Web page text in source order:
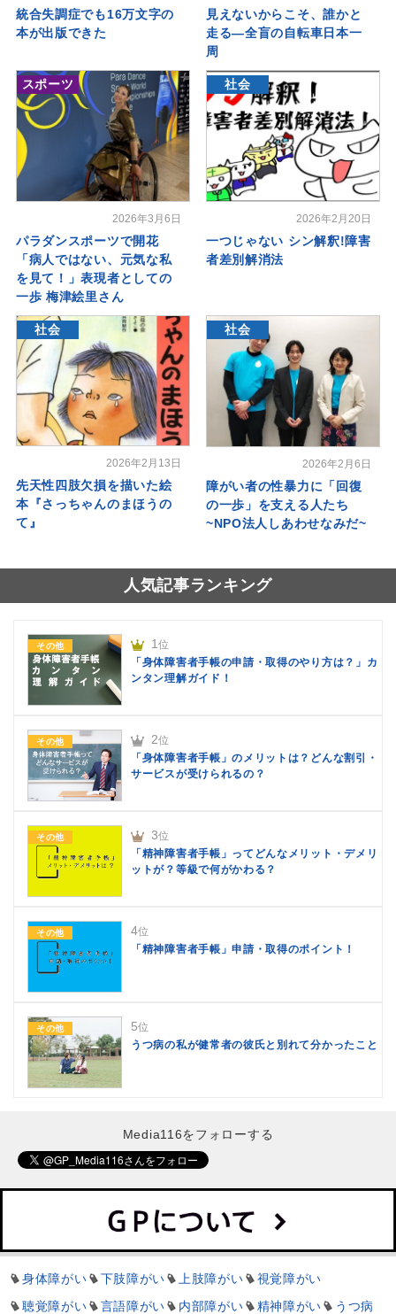
統合失調症でも16万文字の
本が出版できた
見えないからこそ、誰かと
走る―全盲の自転車日本一
周
スポーツ
2026年3月6日
パラダンスポーツで開花
「病人ではない、元気な私
を見て！」表現者としての
一歩 梅津絵里さん
社会
2026年2月20日
一つじゃない シン解釈!障害
者差別解消法
社会
2026年2月13日
先天性四肢欠損を描いた絵
本『さっちゃんのまほうの
て』
社会
2026年2月6日
障がい者の性暴力に「回復
の一歩」を支える人たち
~NPO法人しあわせなみだ~
人気記事ランキング
その他 1位
「身体障害者手帳の申請・取得のやり方は？」カ
ンタン理解ガイド！
その他 2位
「身体障害者手帳」のメリットは？どんな割引・
サービスが受けられるの？
その他 3位
「精神障害者手帳」ってどんなメリット・デメリ
ットが？等級で何がかわる？
その他 4位
「精神障害者手帳」申請・取得のポイント！
その他 5位
うつ病の私が健常者の彼氏と別れて分かったこと
Media116をフォローする
身体障がい 下肢障がい 上肢障がい
視覚障がい
聴覚障がい
言語障がい 内部障がい 精神障がい
うつ病